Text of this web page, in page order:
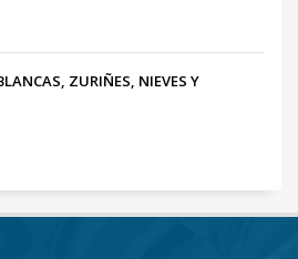
ZURIÑES, NIEVES Y